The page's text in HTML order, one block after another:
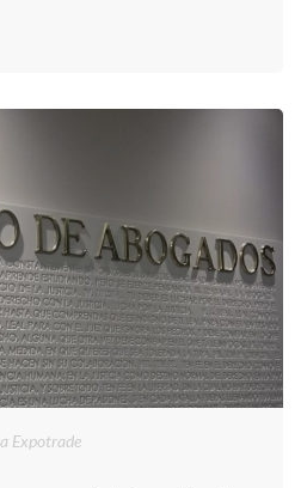
Expotrade